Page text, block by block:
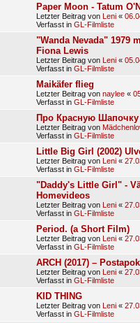
Paper Moon - Tatum
Letzter Beitrag von Leni «
Verfasst in GL-Filmliste
"Wanda Nevada" 1979
Fiona Lewis
Letzter Beitrag von Leni «
Verfasst in GL-Filmliste
Maikäfer flieg
Letzter Beitrag von naylee «
Verfasst in GL-Filmliste
Про Красную Шапочку
Letzter Beitrag von
Verfasst in GL-Filmliste
Little Big Girl (2002)
Letzter Beitrag von Leni «
Verfasst in GL-Filmliste
"Daddy's Little Girl" -
Homevideos
Letzter Beitrag von Leni «
Verfasst in GL-Filmliste
Period. (a Short Film)
Letzter Beitrag von Leni «
Verfasst in GL-Filmliste
ARCH (2017) –
Letzter Beitrag von Leni «
Verfasst in GL-Filmliste
KID THING
Letzter Beitrag von Leni «
Verfasst in GL-Filmliste